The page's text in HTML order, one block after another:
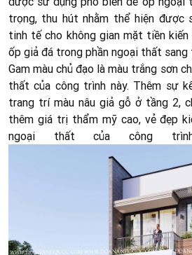
trọng, thu hút nhằm thể hiện được
tinh tế cho không gian mặt tiền
ốp giả đá trong phần ngoại thất sang
Gam màu chủ đạo là màu trắng sơn
thất của công trình này. Thêm sự
trang trí màu nâu giả gỗ ở tầng 2,
thêm giá trị thẩm mỹ cao, vẻ đẹp
ngoại thất của công